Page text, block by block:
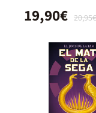
20,95€
19,90€